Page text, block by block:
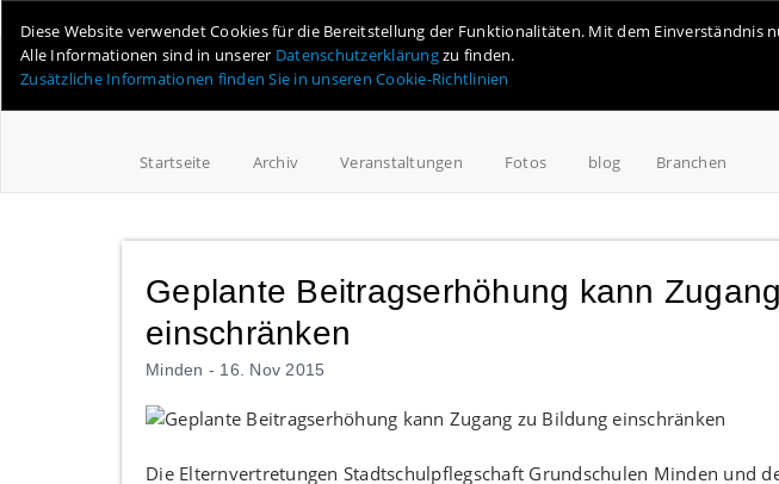
Diese Website verwendet Cookies für die Bereitstellung der Funktionalitäten. Mit dem Einverständnis
Alle Informationen sind in unserer Datenschutzerklärungzu finden.
Zusätzliche Informationen finden Sie in unseren Cookie-Richtlinien
Startseite Archiv Veranstaltungen Fotos blog Branchen
Geplante Beitragserhöhung kann
einschränken
Minden - 16. Nov 2015
Die Elternvertretungen Stadtschulpflegschaft Grundschulen Minden und